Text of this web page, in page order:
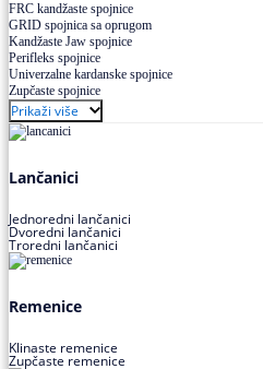
FRC kandžaste spojnice
GRID spojnica sa oprugom
Kandžaste Jaw spojnice
Perifleks spojnice
Univerzalne kardanske spojnice
Zupčaste spojnice
Prikaži više
Lančanici
Jednoredni lančanici
Dvoredni lančanici
Troredni lančanici
Remenice
Klinaste remenice
Zupčaste remenice